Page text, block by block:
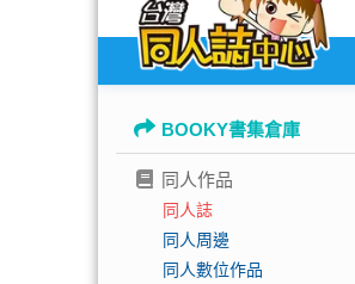
BOOKY書集倉庫
同人作品
同人誌
同人周邊
同人數位作品